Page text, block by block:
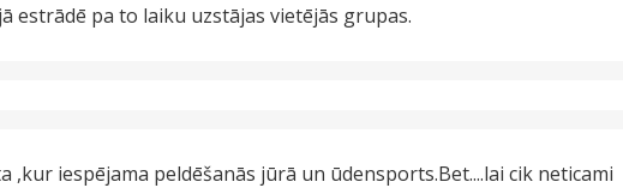
estrādē pa to laiku uzstājas vietējās grupas.
,kur iespējama peldēšanās jūrā un ūdensports.Bet....lai cik neticami